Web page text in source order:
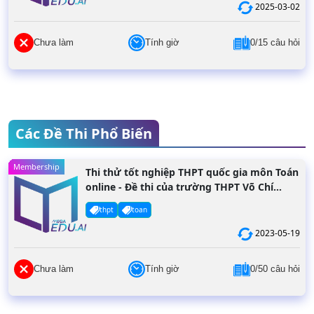
2025-03-02
Chưa làm Tính giờ 0/15 câu hỏi
Các Đề Thi Phổ Biến
Membership
Thi thử tốt nghiệp THPT quốc gia môn Toán
online - Đề thi của trường THPT Võ Chí
Công năm 2022
thpt toan
2023-05-19
Chưa làm Tính giờ 0/50 câu hỏi